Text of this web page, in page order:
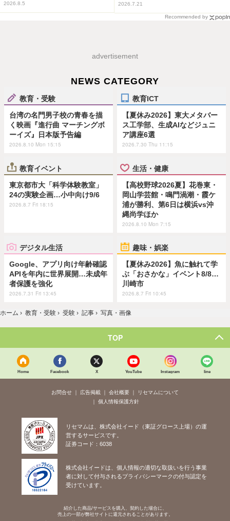
2026.8.5 2026.7.21
Recommended by
advertisement
NEWS CATEGORY
教育・受験
台湾の名門男子校の青春を描
く映画『進行曲 マーチングボ
ーイズ』日本版予告編
2026.8.10 Mon 15:15
教育ICT
【夏休み2026】東大メタバー
ス工学部、生成AIなどジュニ
ア講座6選
2026.7.30 Thu 11:15
教育イベント
東京都市大「科学体験教室」
24の実験企画…小中向け9/6
2026.8.7 Fri 18:15
生活・健康
【高校野球2026夏】花巻東・
岡山学芸館・鳴門渦潮・霞ケ
浦が勝利、第6日は横浜vs沖
縄尚学ほか
2026.8.10 Mon 7:15
デジタル生活
Google、アプリ向け年齢確認
APIを年内に世界展開…未成年
者保護を強化
2026.7.31 Fri 13:45
趣味・娯楽
【夏休み2026】魚に触れて学
ぶ「おさかな」イベント8/8…
川崎市
2026.8.7 Fri 10:45
ホーム › 教育・受験 › 受験 › 記事 › 写真・画像
TOP
Home Facebook X YouTube Instagram line
お問合せ 広告掲載 会社概要
リセマムについて
個人情報保護方針
リセマムは、株式会社イード（東証グロース上場）の運
営するサービスです。
証券コード：6038
株式会社イードは、個人情報の適切な取扱いを行う事業
者に対して付与されるプライバシーマークの付与認定を
受けています。
紹介した商品/サービスを購入、契約した場合に、
売上の一部が弊社サイトに還元されることがあります。